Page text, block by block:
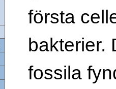
första
bakterier.
fossila